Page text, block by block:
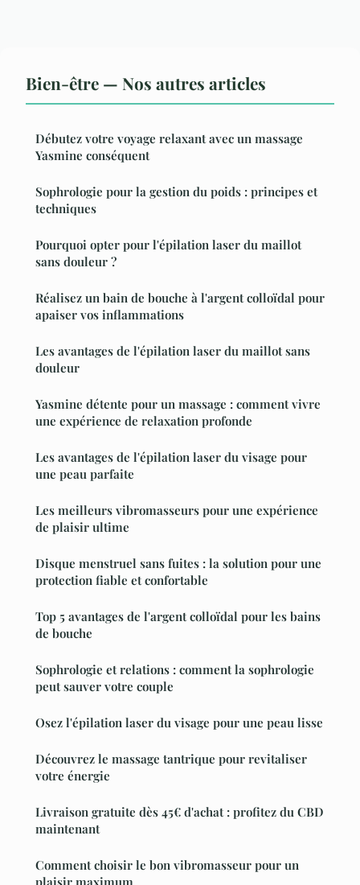
Bien-être — Nos autres articles
Débutez votre voyage relaxant avec un massage
Yasmine conséquent
Sophrologie pour la gestion du poids : principes et
techniques
Pourquoi opter pour l'épilation laser du maillot
sans douleur ?
Réalisez un bain de bouche à l'argent colloïdal pour
apaiser vos inflammations
Les avantages de l'épilation laser du maillot sans
douleur
Yasmine détente pour un massage : comment vivre
une expérience de relaxation profonde
Les avantages de l'épilation laser du visage pour
une peau parfaite
Les meilleurs vibromasseurs pour une expérience
de plaisir ultime
Disque menstruel sans fuites : la solution pour une
protection fiable et confortable
Top 5 avantages de l'argent colloïdal pour les bains
de bouche
Sophrologie et relations : comment la sophrologie
peut sauver votre couple
Osez l'épilation laser du visage pour une peau lisse
Découvrez le massage tantrique pour revitaliser
votre énergie
Livraison gratuite dès 45€ d'achat : profitez du CBD
maintenant
Comment choisir le bon vibromasseur pour un